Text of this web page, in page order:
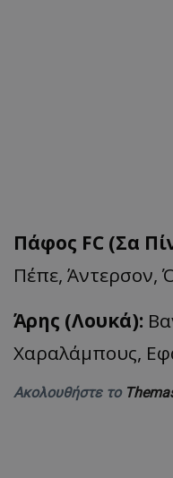
Πάφος FC (Σα
Πέπε, Άντερσον,
Άρης (Λουκά):
Χαραλάμπους,
Ακολουθήστε το